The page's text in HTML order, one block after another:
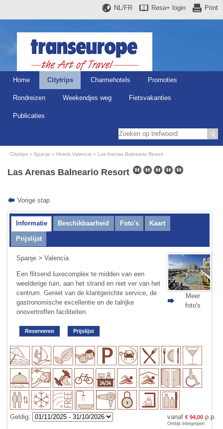
Print
Resa+ login
NL/FR
Home Citytrips Charmehotels Promoties
Rondreizen Weekendjes weg Fietsvakanties
Publicaties
Citytrips Spanje Hotels Valencia Las Arenas Balneario Resort
Las Arenas Balneario Resort
Vorige stap
Informatie Beschikbaarheid Foto's Kaart
Prijslijst
Spanje >Valencia
Een flitsend luxe­complex te midden van een
weelderige tuin, aan het strand en niet ver van het
centrum. Geniet van de klantgerichte service, de
gastronomische excellentie en de talrijke
onovertroffen faciliteiten.
Reserveren Prijslijst
Meer
foto's
Geldig: vanaf € 94,00p.p.
Ontbijt inbegrepen